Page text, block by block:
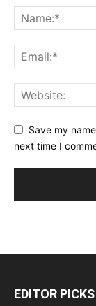
Save my
next time I
EDITOR PICKS